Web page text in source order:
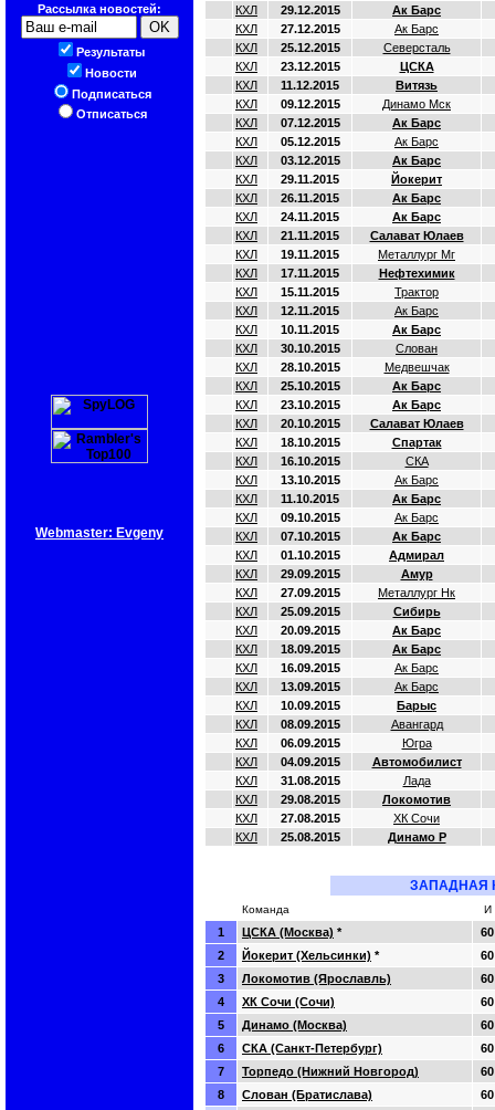
Рассылка новостей:
Результаты
Новости
Подписаться
Отписаться
Webmaster: Evgeny
КХЛ
29.12.2015
Ак Барс
КХЛ
27.12.2015
Ак Барс
КХЛ
25.12.2015
Северсталь
КХЛ
23.12.2015
ЦСКА
КХЛ
11.12.2015
Витязь
КХЛ
09.12.2015
Динамо Мск
КХЛ
07.12.2015
Ак Барс
КХЛ
05.12.2015
Ак Барс
КХЛ
03.12.2015
Ак Барс
КХЛ
29.11.2015
Йокерит
КХЛ
26.11.2015
Ак Барс
КХЛ
24.11.2015
Ак Барс
КХЛ
21.11.2015
Салават Юлаев
КХЛ
19.11.2015
Металлург Мг
КХЛ
17.11.2015
Нефтехимик
КХЛ
15.11.2015
Трактор
КХЛ
12.11.2015
Ак Барс
КХЛ
10.11.2015
Ак Барс
КХЛ
30.10.2015
Слован
КХЛ
28.10.2015
Медвешчак
КХЛ
25.10.2015
Ак Барс
КХЛ
23.10.2015
Ак Барс
КХЛ
20.10.2015
Салават Юлаев
КХЛ
18.10.2015
Спартак
КХЛ
16.10.2015
СКА
КХЛ
13.10.2015
Ак Барс
КХЛ
11.10.2015
Ак Барс
КХЛ
09.10.2015
Ак Барс
КХЛ
07.10.2015
Ак Барс
КХЛ
01.10.2015
Адмирал
КХЛ
29.09.2015
Амур
КХЛ
27.09.2015
Металлург Нк
КХЛ
25.09.2015
Сибирь
КХЛ
20.09.2015
Ак Барс
КХЛ
18.09.2015
Ак Барс
КХЛ
16.09.2015
Ак Барс
КХЛ
13.09.2015
Ак Барс
КХЛ
10.09.2015
Барыс
КХЛ
08.09.2015
Авангард
КХЛ
06.09.2015
Югра
КХЛ
04.09.2015
Автомобилист
КХЛ
31.08.2015
Лада
КХЛ
29.08.2015
Локомотив
КХЛ
27.08.2015
ХК Сочи
КХЛ
25.08.2015 Динамо Р
ЗАПАДНАЯ
Команда И
1 ЦСКА (Москва) *
60
2
Йокерит (Хельсинки) *
60
3
Локомотив (Ярославль)
60
4
ХК Сочи (Сочи)
60
5
Динамо (Москва)
60
6
СКА (Санкт-Петербург)
60
7
Торпедо (Нижний Новгород)
60
8
Слован (Братислава) 60